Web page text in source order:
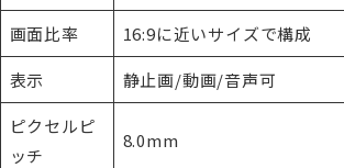
画面比率
16:9に近いサイズで構成
表示
静止画/動画/音声可
ピクセルピ
ッチ
8.0mm